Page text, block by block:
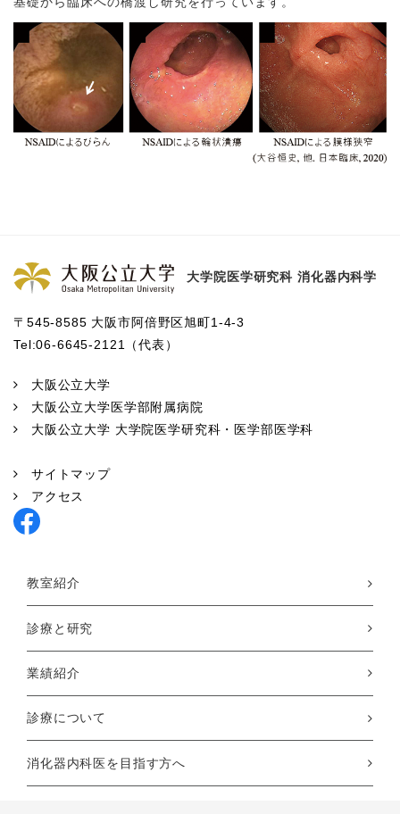
大学院医学研究科 消化器内科学
〒545-8585 大阪市阿倍野区旭町1-4-3
Tel:06-6645-2121（代表）
大阪公立大学
大阪公立大学医学部附属病院
大阪公立大学 大学院医学研究科・医学部医学科
サイトマップ
アクセス
教室紹介
診療と研究
業績紹介
診療について
消化器内科医を目指す方へ